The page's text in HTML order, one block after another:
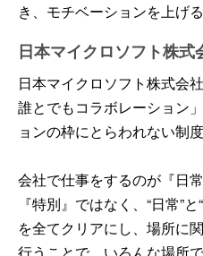
き、モチベーションを上げ
日本マイクロソフト株式
日本マイクロソフト株式会
誰とでもコラボレーション
ョンの枠にとらわれない制
会社で仕事をするのが『日
『特別』ではなく、“日常”
を全てクリアにし、場所に
行うことで、いろんな場所